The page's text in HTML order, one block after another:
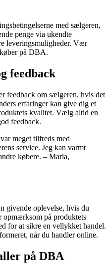
med sælgeren,
penge via ukendte
leveringsmuligheder. Vær
på DBA.
feedback
feedback om sælgeren, hvis det
erfaringer kan give dig et
kvalitet. Vælg altid en
feedback.
meget tilfreds med
service. Jeg kan varmt
købere. – Maria,
givende oplevelse, hvis du
på produktets
for at sikre en vellykket handel.
når du handler online.
på DBA